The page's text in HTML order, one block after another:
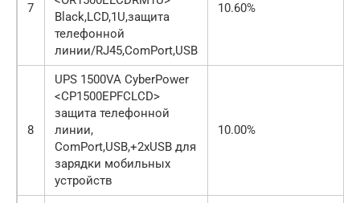
7
Black,LCD,1U,защита
телефонной
линии/RJ45,ComPort,USB
10.60%
8
UPS 1500VA CyberPower
<CP1500EPFCLCD>
защита телефонной
линии,
ComPort,USB,+2xUSB для
зарядки мобильных
устройств
10.00%